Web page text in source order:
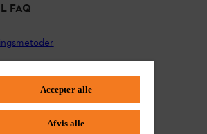
FAQ
til midten
om sortimentet
Accepter alle
Afvis alle